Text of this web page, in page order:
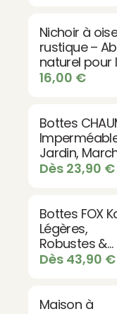
abondante
Nichoir à
rustique –
naturel pour
nidification
16,00 €
Bottes
Jardin,
Bêchage
Dès 23,90 €
Bottes FOX
Légères,
Robustes &
Imperméables
Dès 43,90 €
Maison à